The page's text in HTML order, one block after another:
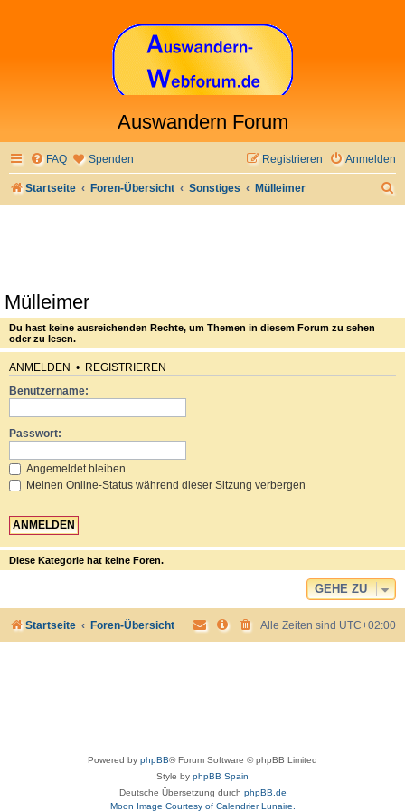
Auswandern Forum
FAQ Spenden Anmelden
Registrieren
Startseite Foren-Übersicht Sonstiges Mülleimer
Mülleimer
Du hast keine ausreichenden Rechte, um Themen in diesem Forum zu sehen
oder zu lesen.
ANMELDEN • REGISTRIEREN
Benutzername:
Passwort:
Angemeldet bleiben
Meinen Online-Status während dieser Sitzung verbergen
Diese Kategorie hat keine Foren.
GEHE ZU
Startseite Foren-Übersicht Alle Zeiten sind UTC+02:00
Powered by phpBB® Forum Software © phpBB Limited
Style by phpBB Spain
Deutsche Übersetzung durch phpBB.de
Moon Image Courtesy of Calendrier Lunaire.